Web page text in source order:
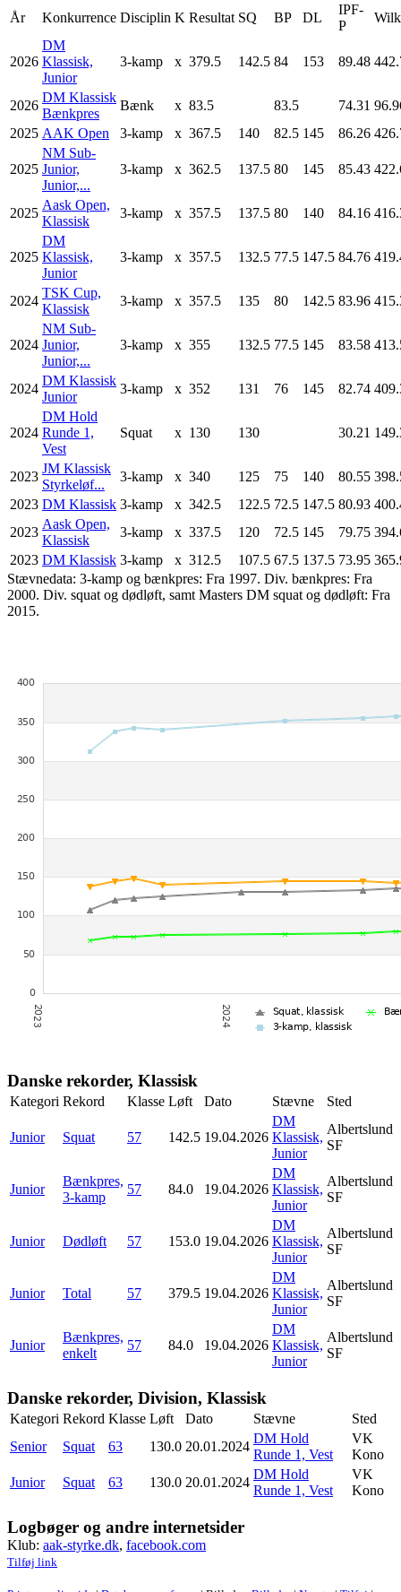
År
Konkurrence Disciplin K Resultat SQ BP DL
IPF-
P
2026
DM
Klassisk,
Junior
3-kamp x 379.5 142.5 84 153 89.48
2026
DM Klassisk
Bænkpres
Bænk x 83.5 83.5 74.31
2025 AAK Open 3-kamp x 367.5 140 82.5 145 86.26
2025
NM Sub-
Junior,
Junior,...
3-kamp x 362.5 137.5 80 145 85.43
2025
Aask Open,
Klassisk
3-kamp x 357.5 137.5 80 140 84.16
2025
DM
Klassisk,
Junior
3-kamp x 357.5 132.5 77.5 147.5 84.76
2024
TSK Cup,
Klassisk
3-kamp x 357.5 135 80 142.5 83.96
2024
NM Sub-
Junior,
Junior,...
3-kamp x 355 132.5 77.5 145 83.58
2024
DM Klassisk
Junior
3-kamp x 352 131 76 145 82.74
2024
DM Hold
Runde 1,
Vest
Squat x 130 130 30.21
2023
JM Klassisk
Styrkeløf...
3-kamp x 340 125 75 140 80.55
2023 DM Klassisk 3-kamp x 342.5 122.5 72.5 147.5 80.93
2023
Aask Open,
Klassisk
3-kamp x 337.5 120 72.5 145 79.75
2023 DM Klassisk 3-kamp x 312.5 107.5 67.5 137.5 73.95
Stævnedata: 3-kamp og bænkpres: Fra 1997. Div. bænkpres: Fra
2000. Div. squat og dødløft, samt Masters DM squat og dødløft: Fra
2015.
Danske rekorder, Klassisk
Kategori Rekord Klasse Løft Dato Stævne Sted
Junior Squat 57 142.5 19.04.2026
DM
Klassisk,
Junior
Albertslund
SF
Junior
Bænkpres,
3-kamp
57 84.0 19.04.2026
DM
Klassisk,
Junior
Albertslund
SF
Junior Dødløft 57 153.0 19.04.2026
DM
Klassisk,
Junior
Albertslund
SF
Junior Total 57 379.5 19.04.2026
DM
Klassisk,
Junior
Albertslund
SF
Junior
Bænkpres,
enkelt
57 84.0 19.04.2026
DM
Klassisk,
Junior
Albertslund
SF
Danske rekorder, Division, Klassisk
Kategori Rekord Klasse Løft Dato Stævne
Sted
Senior
Squat 63 130.0 20.01.2024
DM Hold
Runde 1, Vest
VK
Kono
Junior
Squat 63 130.0 20.01.2024
DM Hold
Runde 1, Vest
VK
Kono
Logbøger og andre internetsider
Klub: aak-styrke.dk, facebook.com
Tilføj link